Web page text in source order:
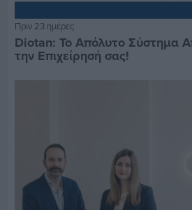
Πριν 23 ημέρες
Diotan: Το Απόλυτο Σύστημα
την Επιχείρησή σας!